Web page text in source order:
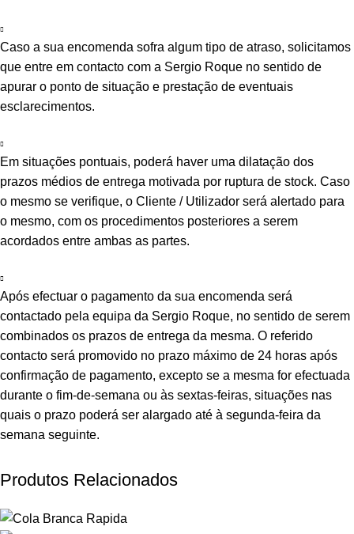
Caso a sua encomenda sofra algum tipo de atraso, solicitamos
que entre em contacto com a Sergio Roque no sentido de
apurar o ponto de situação e prestação de eventuais
esclarecimentos.
Em situações pontuais, poderá haver uma dilatação dos
prazos médios de entrega motivada por ruptura de stock. Caso
o mesmo se verifique, o Cliente / Utilizador será alertado para
o mesmo, com os procedimentos posteriores a serem
acordados entre ambas as partes.
Após efectuar o pagamento da sua encomenda será
contactado pela equipa da Sergio Roque, no sentido de serem
combinados os prazos de entrega da mesma. O referido
contacto será promovido no prazo máximo de 24 horas após
confirmação de pagamento, excepto se a mesma for efectuada
durante o fim-de-semana ou às sextas-feiras, situações nas
quais o prazo poderá ser alargado até à segunda-feira da
semana seguinte.
Produtos Relacionados